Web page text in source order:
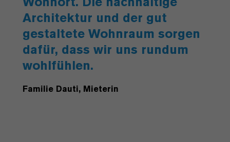
Architektur und der gut
gestaltete Wohnraum sorgen
dafür, dass wir uns rundum
wohlfühlen.
Familie Dauti, Mieterin